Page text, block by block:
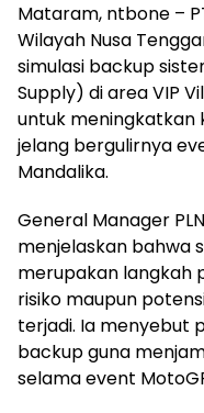
Mataram, ntbone –
Wilayah Nusa
simulasi backup
Supply) di area VIP
untuk meningkatkan
jelang bergulirnya
Mandalika.
General Manager
menjelaskan bahwa
merupakan langkah
risiko maupun
terjadi. Ia menyebut
backup guna
selama event